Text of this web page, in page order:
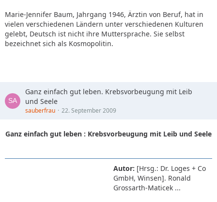
Marie-Jennifer Baum, Jahrgang 1946, Ärztin von Beruf, hat in
vielen verschiedenen Ländern unter verschiedenen Kulturen
gelebt, Deutsch ist nicht ihre Muttersprache. Sie selbst
bezeichnet sich als Kosmopolitin.
Ganz einfach gut leben. Krebsvorbeugung mit Leib
und Seele
sauberfrau 22. September 2009
Ganz einfach gut leben : Krebsvorbeugung mit Leib und Seele
Autor: [Hrsg.: Dr. Loges + Co
GmbH, Winsen]. Ronald
Grossarth-Maticek ...